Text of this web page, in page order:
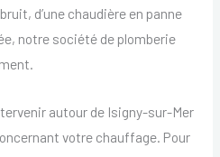
d’une chaudière en panne
notre société de plomberie
autour de Isigny-sur-Mer
votre chauffage. Pour